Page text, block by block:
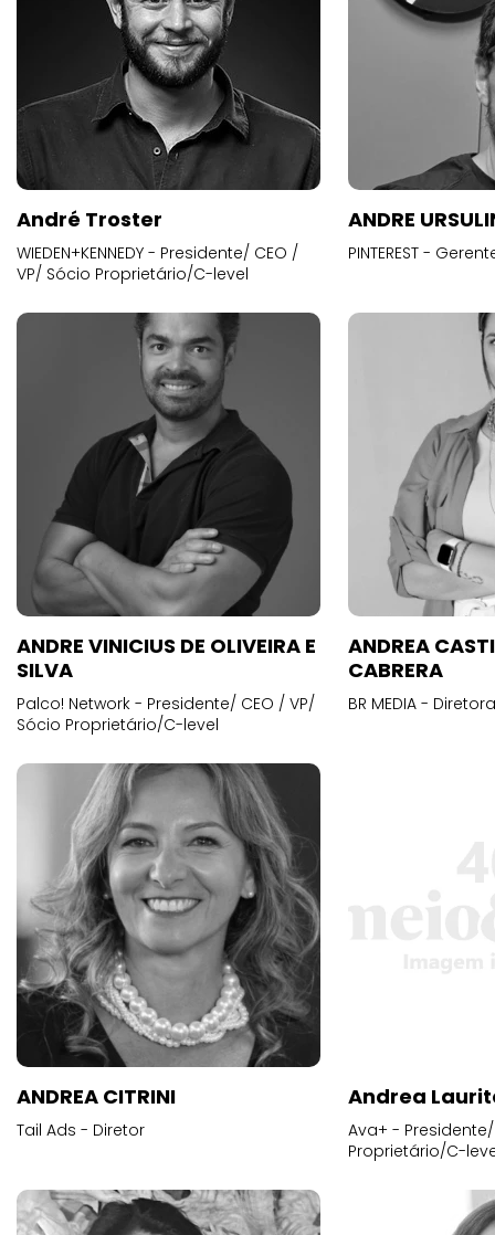
André Troster
WIEDEN+KENNEDY - Presidente/ CEO /
VP/ Sócio Proprietário/C-level
ANDRE
PINTEREST -
ANDRE VINICIUS DE OLIVEIRA E
SILVA
Palco! Network - Presidente/ CEO / VP/
Sócio Proprietário/C-level
ANDREA
CABRERA
BR MEDIA -
ANDREA CITRINI
Tail Ads - Diretor
Andrea
Ava+ -
Proprietário/C-